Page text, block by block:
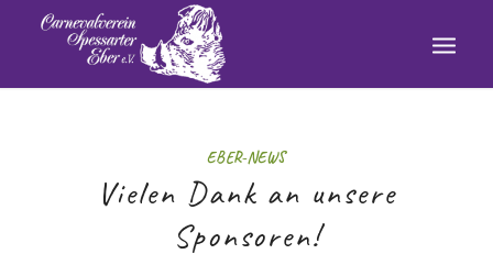
EBER-NEWS
Vielen Dank an unsere
Sponsoren!